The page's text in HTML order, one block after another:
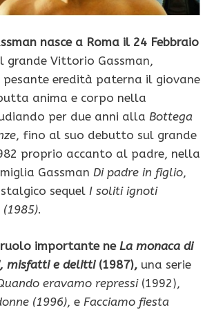
nasce a Roma il 24 Febbraio
grande Vittorio Gassman,
eredità paterna il giovane
anima e corpo nella
per due anni alla Bottega
, fino al suo debutto sul grande
proprio accanto al padre, nella
Gassman Di padre in figlio,
sequel I soliti ignoti
(1985).
importante ne La monaca di
misfatti e delitti(1987), una serie
eravamo repressi(1992),
(1996), e Facciamo fiesta